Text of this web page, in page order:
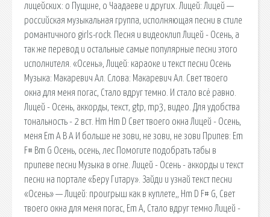
лицейских: о Пущине, о Чаадаеве и других. Лицей: Лицей —
российская музыкальная группа, исполняющая песни в стиле
романтичного girls-rock. Песня и видеоклип Лицей - Осень, а
так же перевод и остальные самые популярные песни этого
исполнителя. «Осень», Лицей: караоке и текст песни Осень
Музыка: Макаревич Ал. Слова: Макаревич Ал. Свет твоего
окна для меня погас, Стало вдpуг темно. И стало всё pавно.
Лицей - Осень, аккорды, текст, gtp, mp3, видео. Для удобства
тональность - 2 вст. Hm Hm D Свет твоего окна Лицей - Осень,
меня Em A B A И больше не зови, не зови, не зови Припев: Em
F# Bm G Осень, осень, лес Помогите подобрать табы в
припеве песни Музыка в огне. Лицей - Осень - аккорды и текст
песни на портале «Беру Гитару». Зайди и узнай текст песни
«Осень» — Лицей: проигрыш как в куплете,, Нm D F# G, Свет
твоего окна для меня погас, Em A, Стало вдруг темно Лицей -